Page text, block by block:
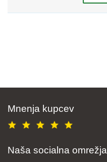
Mnenja kupcev
Naša socialna omrežja